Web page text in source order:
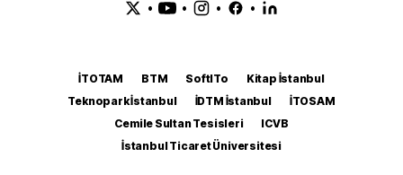
• • • •
İTOTAM BTM SoftITo
Kitap İstanbul
Teknopark İstanbul
İDTM İstanbul
İTOSAM
Cemile Sultan Tesisleri
ICVB
İstanbul Ticaret Üniversitesi